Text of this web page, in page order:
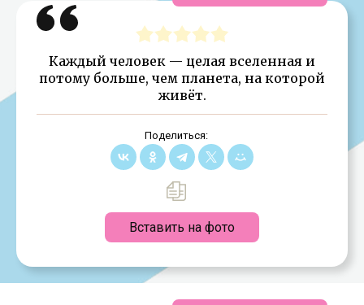
Каждый человек — целая вселенная и
потому больше, чем планета, на которой
живёт.
Поделиться:
Вставить на фото